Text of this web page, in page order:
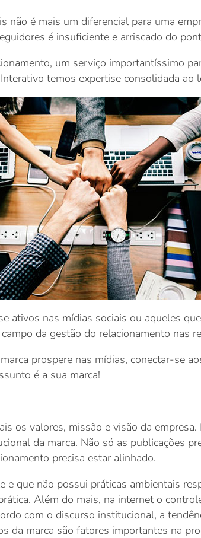
é mais um diferencial para uma
é insuficiente e arriscado do
um serviço importantíssimo
temos expertise consolidada ao
ativos nas mídias sociais ou aqueles
da gestão do relacionamento nas
prospere nas mídias, conectar-se
é a sua marca!
os valores, missão e visão da
da marca. Não só as publicações
precisa estar alinhado.
que não possui práticas ambientais
Além do mais, na internet o
com o discurso institucional, a
da marca são fatores importantes na